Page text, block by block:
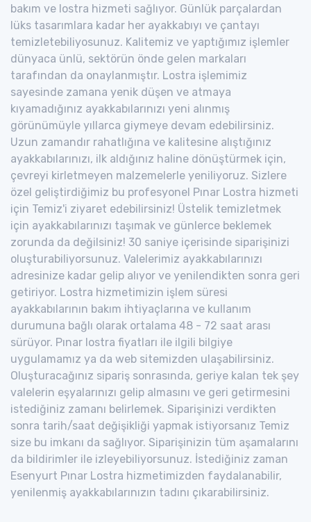
bakım ve lostra hizmeti sağlıyor. Günlük parçalardan
lüks tasarımlara kadar her ayakkabıyı ve çantayı
temizletebiliyosunuz. Kalitemiz ve yaptığımız işlemler
dünyaca ünlü, sektörün önde gelen markaları
tarafından da onaylanmıştır. Lostra işlemimiz
sayesinde zamana yenik düşen ve atmaya
kıyamadığınız ayakkabılarınızı yeni alınmış
görünümüyle yıllarca giymeye devam edebilirsiniz.
Uzun zamandır rahatlığına ve kalitesine alıştığınız
ayakkabılarınızı, ilk aldığınız haline dönüştürmek için,
çevreyi kirletmeyen malzemelerle yeniliyoruz. Sizlere
özel geliştirdiğimiz bu profesyonel Pınar Lostra hizmeti
için Temiz'i ziyaret edebilirsiniz! Üstelik temizletmek
için ayakkabılarınızı taşımak ve günlerce beklemek
zorunda da değilsiniz! 30 saniye içerisinde siparişinizi
oluşturabiliyorsunuz. Valelerimiz ayakkabılarınızı
adresinize kadar gelip alıyor ve yenilendikten sonra geri
getiriyor. Lostra hizmetimizin işlem süresi
ayakkabılarının bakım ihtiyaçlarına ve kullanım
durumuna bağlı olarak ortalama 48 - 72 saat arası
sürüyor. Pınar lostra fiyatları ile ilgili bilgiye
uygulamamız ya da web sitemizden ulaşabilirsiniz.
Oluşturacağınız sipariş sonrasında, geriye kalan tek şey
valelerin eşyalarınızı gelip almasını ve geri getirmesini
istediğiniz zamanı belirlemek. Siparişinizi verdikten
sonra tarih/saat değişikliği yapmak istiyorsanız Temiz
size bu imkanı da sağlıyor. Siparişinizin tüm aşamalarını
da bildirimler ile izleyebiliyorsunuz. İstediğiniz zaman
Esenyurt Pınar Lostra hizmetimizden faydalanabilir,
yenilenmiş ayakkabılarınızın tadını çıkarabilirsiniz.